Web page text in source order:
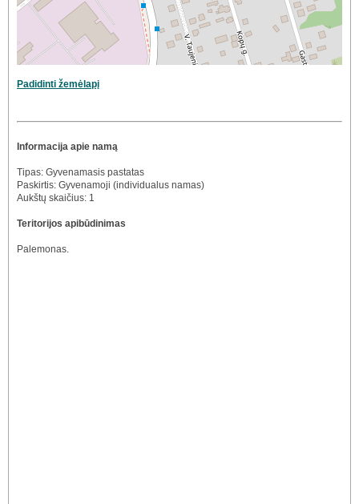
Padidinti žemėlapį
Informacija apie namą
Tipas: Gyvenamasis pastatas
Paskirtis: Gyvenamoji (individualus namas)
Aukštų skaičius: 1
Teritorijos apibūdinimas
Palemonas.